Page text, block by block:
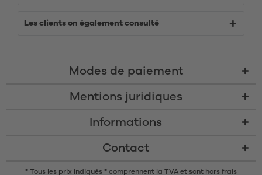
Les clients on également consulté
Modes de paiement
Mentions juridiques
Informations
Contact
* Tous les prix indiqués * comprennent la TVA et sont hors frais